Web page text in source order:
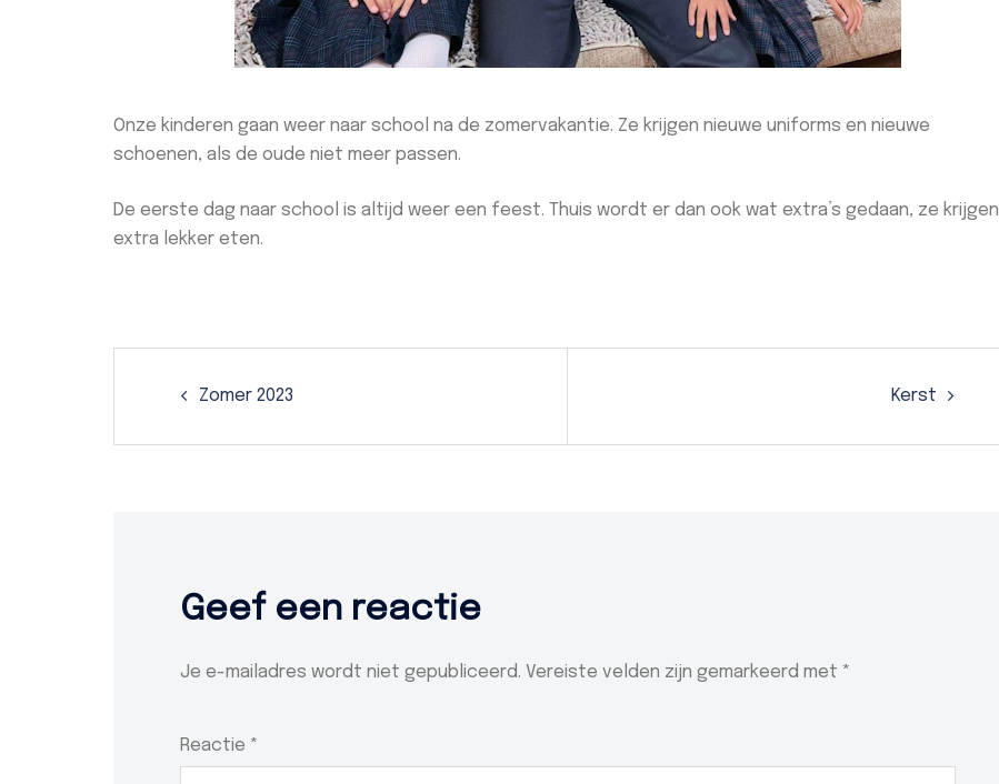
Onze kinderen gaan weer naar school na de zomervakantie. Ze krijgen nieuwe uniforms en nieuwe
schoenen, als de oude niet meer passen.
De eerste dag naar school is altijd weer een feest. Thuis wordt er dan ook wat extra’s gedaan, ze krijgen
extra lekker eten.
Zomer 2023 Kerst
Geef een reactie
Je e-mailadres wordt niet gepubliceerd. Vereiste velden zijn gemarkeerd met *
Reactie *